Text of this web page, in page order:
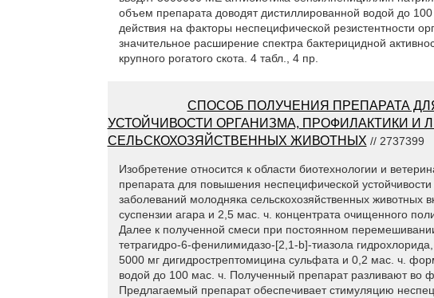
объем препарата доводят дистиллированной водой до
действия на факторы неспецифической резистентности
значительное расширение спектра бактерицидной
крупного рогатого скота. 4 табл., 4 пр.
СПОСОБ ПОЛУЧЕНИЯ ПРЕПАРАТА
УСТОЙЧИВОСТИ ОРГАНИЗМА, ПРОФИЛАКТИКИ И
СЕЛЬСКОХОЗЯЙСТВЕННЫХ ЖИВОТНЫХ // 2737399
Изобретение относится к области биотехнологии и
препарата для повышения неспецифической
заболеваний молодняка сельскохозяйственных
суспензии агара и 2,5 мас. ч. концентрата очищенного
Далее к полученной смеси при постоянном
тетрагидро-6-фенилимидазо-[2,1-b]-тиазола
5000 мг дигидрострептомицина сульфата и 0,2 мас. ч.
водой до 100 мас. ч. Полученный препарат разливают во
Предлагаемый препарат обеспечивает стимуляцию